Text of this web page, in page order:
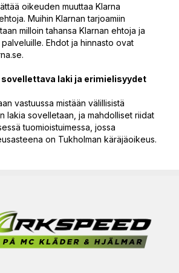
oikeuden muuttaa Klarna
Muihin Klarnan tarjoamiin
milloin tahansa Klarnan ehtoja ja
Ehdot ja hinnasto ovat
laki ja erimielisyydet
vastuussa mistään välillisistä
lakia sovelletaan, ja mahdolliset riidat
tuomioistuimessa, jossa
on Tukholman käräjäoikeus.